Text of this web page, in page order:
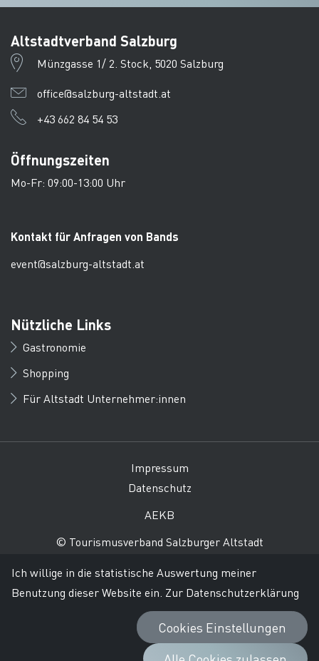
Altstadtverband Salzburg
Münzgasse 1/ 2. Stock, 5020 Salzburg
office@salzburg-altstadt.at
+43 662 84 54 53
Öffnungszeiten
Mo-Fr: 09:00-13:00 Uhr
Kontakt für Anfragen von Bands
event@salzburg-altstadt.at
Nützliche Links
Gastronomie
Shopping
Für Altstadt Unternehmer:innen
Impressum
Datenschutz
AEKB
© Tourismusverband Salzburger Altstadt
Ich willige in die statistische Auswertung meiner
Benutzung dieser Website ein. Zur Datenschutzerklärung
Cookies Einstellungen